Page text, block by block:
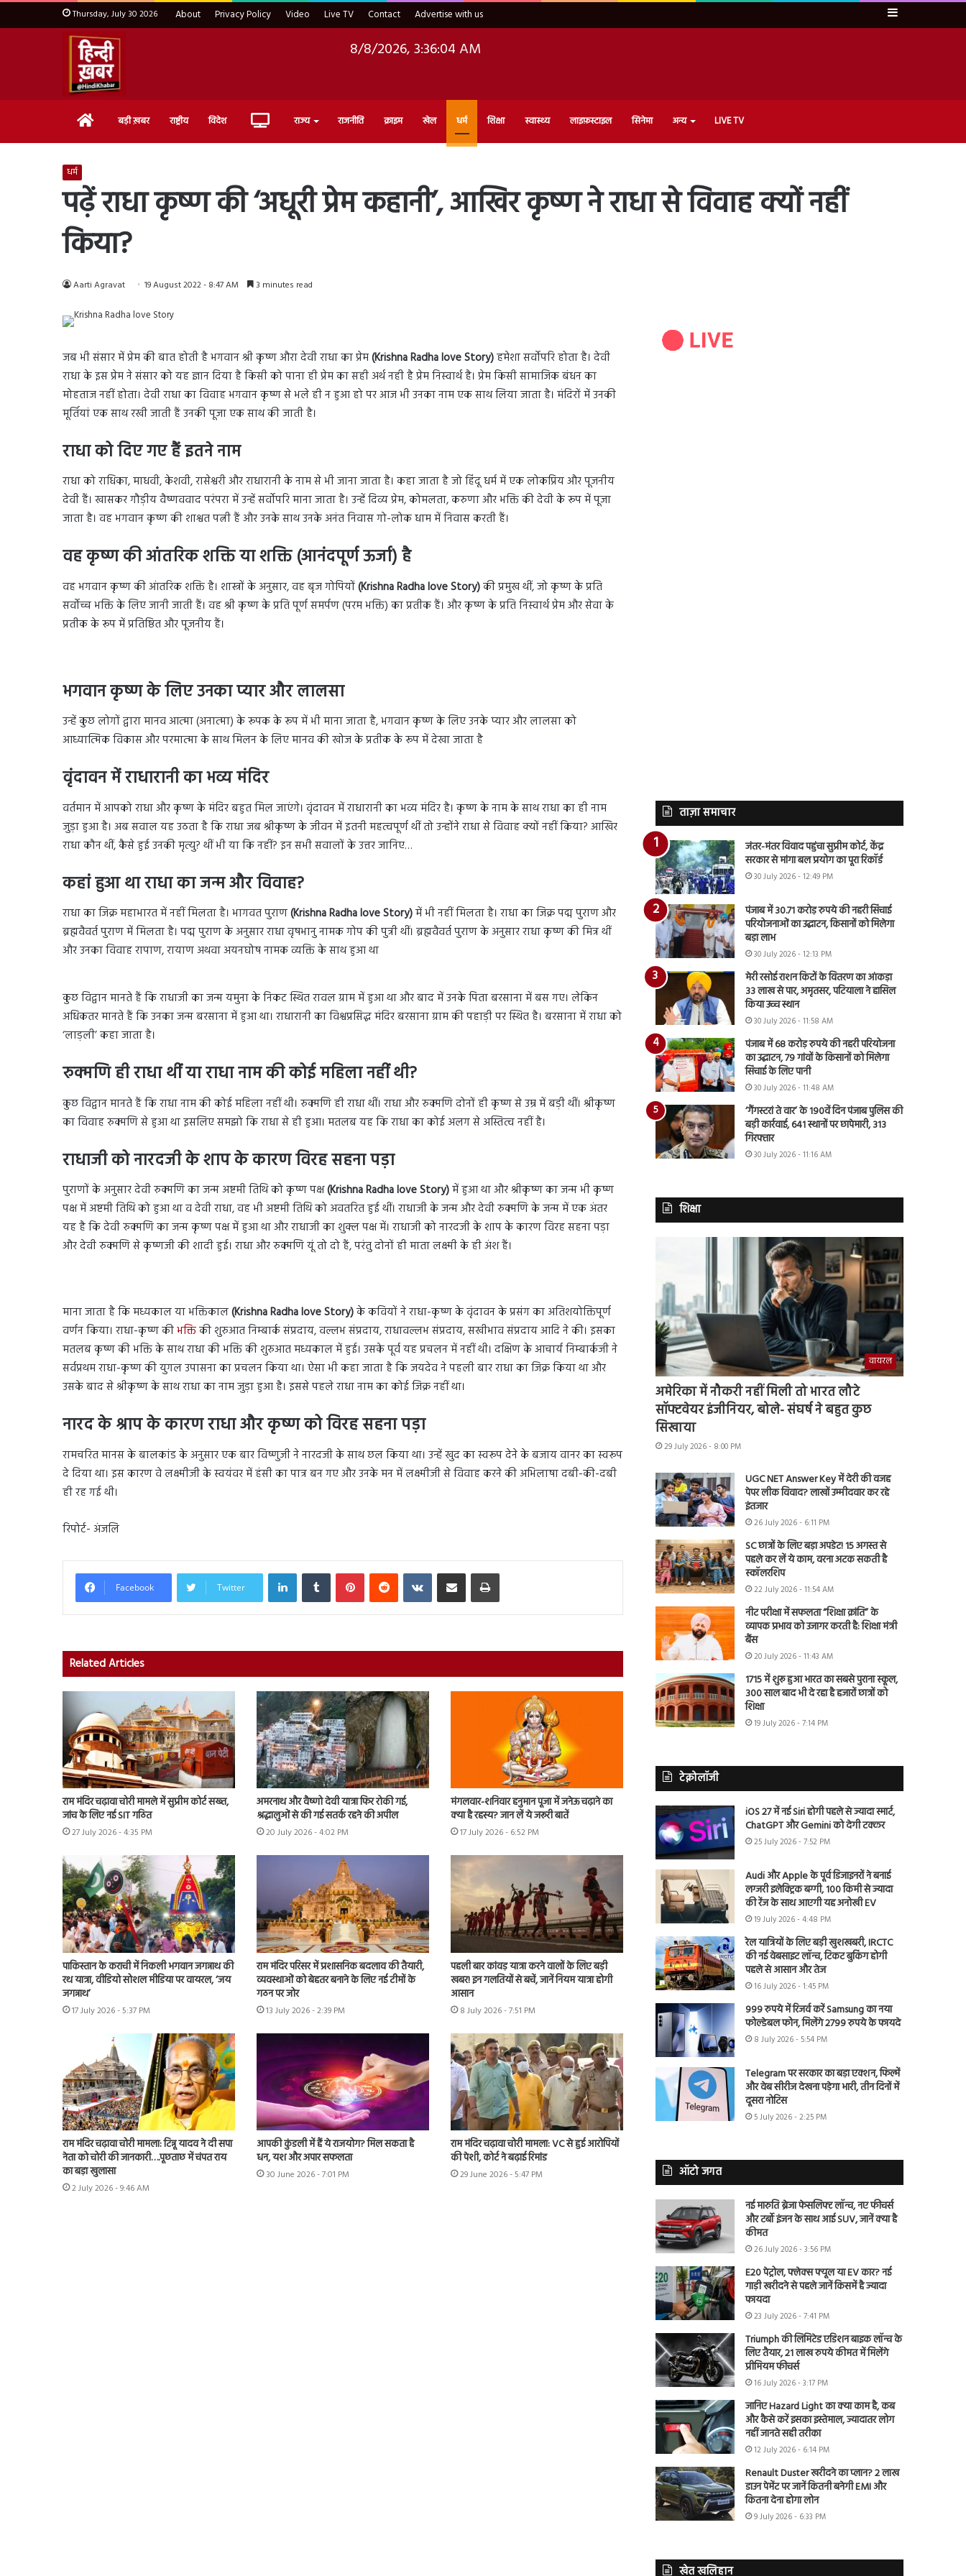
Thursday, July 30 2026 About Privacy Policy Video Live TV Contact Advertise with us Sidebar
8/8/2026, 3:36:06 AM
Home बड़ी ख़बर राष्ट्रीय विदेश Live राज्य राजनीति क्राइम खेल धर्म शिक्षा स्वास्थ्य लाइफ़स्टाइल सिनेमा अन्य LIVE TV
धर्म
पढ़ें राधा कृष्ण की ‘अधूरी प्रेम कहानी’, आखिर कृष्ण ने राधा से विवाह क्यों नहीं
किया?
Aarti Agravat 19 August 2022 - 8:47 AM 3 minutes read
जब भी संसार में प्रेम की बात होती है भगवान श्री कृष्ण औरा देवी राधा का प्रेम(Krishna Radha love Story)हमेशा सर्वोपरि होता है। देवी
राधा के इस प्रेम ने संसार को यह ज्ञान दिया है किसी को पाना ही प्रेम का सही अर्थ नही है प्रेम निस्वार्थ है। प्रेम किसी सामाजिक बंधन का
मोहताज नहीं होता। देवी राधा का विवाह भगवान कृष्ण से भले ही न हुआ हो पर आज भी उनका नाम एक साथ लिया जाता है। मंदिरों में उनकी
मूर्तियां एक साथ रखी जाती हैं उनकी पूजा एक साथ की जाती है।
राधा को दिए गए हैं इतने नाम
राधा को राधिका, माधवी, केशवी, रासेश्वरी और राधारानी के नाम से भी जाना जाता है। कहा जाता है जो हिंदू धर्म में एक लोकप्रिय और पूजनीय
देवी हैं। खासकर गौड़ीय वैष्णववाद परंपरा में उन्हें सर्वोपरि माना जाता है। उन्हें दिव्य प्रेम, कोमलता, करुणा और भक्ति की देवी के रूप में पूजा
जाता है। वह भगवान कृष्ण की शाश्वत पत्नी हैं और उनके साथ उनके अनंत निवास गो-लोक धाम में निवास करती हैं।
वह कृष्ण की आंतरिक शक्ति या शक्ति (आनंदपूर्ण ऊर्जा) है
वह भगवान कृष्ण की आंतरिक शक्ति है। शास्त्रों के अनुसार, वह बृज गोपियों(Krishna Radha love Story)की प्रमुख थीं, जो कृष्ण के प्रति
सर्वोच्च भक्ति के लिए जानी जाती हैं। वह श्री कृष्ण के प्रति पूर्ण समर्पण (परम भक्ति) का प्रतीक हैं। और कृष्ण के प्रति निस्वार्थ प्रेम और सेवा के
प्रतीक के रूप में प्रतिष्ठित और पूजनीय हैं।
भगवान कृष्ण के लिए उनका प्यार और लालसा
उन्हें कुछ लोगों द्वारा मानव आत्मा (अनात्मा) के रूपक के रूप में भी माना जाता है, भगवान कृष्ण के लिए उनके प्यार और लालसा को
आध्यात्मिक विकास और परमात्मा के साथ मिलन के लिए मानव की खोज के प्रतीक के रूप में देखा जाता है
वृंदावन में राधारानी का भव्य मंदिर
वर्तमान में आपको राधा और कृष्ण के मंदिर बहुत मिल जाएंगे। वृंदावन में राधारानी का भव्य मंदिर है। कृष्ण के नाम के साथ राधा का ही नाम
जुड़ा हुआ है। अब सवाल यह उठता है कि राधा जब श्रीकृष्ण के जीवन में इतनी महत्वपूर्ण थीं तो उन्होंने राधा से विवाह क्यों नहीं किया? आखिर
राधा कौन थीं, कैसे हुई उनकी मृत्यु? थीं भी या कि नहीं? इन सभी सवालों के उत्तर जानिए…
कहां हुआ था राधा का जन्म और विवाह?
राधा का जिक्र महाभारत में नहीं मिलता है। भागवत पुराण(Krishna Radha love Story)में भी नहीं मिलता है। राधा का जिक्र पद्म पुराण और
ब्रह्मवैवर्त पुराण में मिलता है। पद्म पुराण के अनुसार राधा वृषभानु नामक गोप की पुत्री थीं। ब्रह्मवैवर्त पुराण के अनुसार राधा कृष्ण की मित्र थीं
और उनका विवाह रापाण, रायाण अथवा अयनघोष नामक व्यक्ति के साथ हुआ था
कुछ विद्वान मानते हैं कि राधाजी का जन्म यमुना के निकट स्थित रावल ग्राम में हुआ था और बाद में उनके पिता बरसाना में बस गए। लेकिन
अधिकतर मानते हैं कि उनका जन्म बरसाना में हुआ था। राधारानी का विश्वप्रसिद्ध मंदिर बरसाना ग्राम की पहाड़ी पर स्थित है। बरसाना में राधा को
‘लाड़ली’ कहा जाता है।
रुक्मणि ही राधा थीं या राधा नाम की कोई महिला नहीं थी?
कुछ विद्वान मानते हैं कि राधा नाम की कोई महिला नहीं थी। रुक्मणि ही राधा थीं। राधा और रुक्मणि दोनों ही कृष्ण से उम्र में बड़ी थीं। श्रीकृष्ण
का विवाह रुक्मणि से हुआ था इसलिए समझो कि राधा से ही हुआ। मतलब यह कि राधा का कोई अलग से अस्तित्व नहीं है।
राधाजी को नारदजी के शाप के कारण विरह सहना पड़ा
पुराणों के अनुसार देवी रुक्मणि का जन्म अष्टमी तिथि को कृष्ण पक्ष(Krishna Radha love Story)में हुआ था और श्रीकृष्ण का जन्म भी कृष्ण
पक्ष में अष्टमी तिथि को हुआ था व देवी राधा, वह भी अष्टमी तिथि को अवतरित हुई थीं। राधाजी के जन्म और देवी रुक्मणि के जन्म में एक अंतर
यह है कि देवी रुक्मणि का जन्म कृष्ण पक्ष में हुआ था और राधाजी का शुक्ल पक्ष में। राधाजी को नारदजी के शाप के कारण विरह सहना पड़ा
और देवी रुक्मणि से कृष्णजी की शादी हुई। राधा और रुक्मणि यूं तो दो हैं, परंतु दोनों ही माता लक्ष्मी के ही अंश हैं।
माना जाता है कि मध्यकाल या भक्तिकाल(Krishna Radha love Story)के कवियों ने राधा-कृष्ण के वृंदावन के प्रसंग का अतिशयोक्तिपूर्ण
वर्णन किया। राधा-कृष्ण कीभक्तिकी शुरुआत निम्बार्क संप्रदाय, वल्लभ संप्रदाय, राधावल्लभ संप्रदाय, सखीभाव संप्रदाय आदि ने की। इसका
मतलब कृष्ण की भक्ति के साथ राधा की भक्ति की शुरुआत मध्यकाल में हुई। उसके पूर्व यह प्रचलन में नहीं थी। दक्षिण के आचार्य निम्बार्कजी ने
सर्वप्रथम राधा-कृष्ण की युगल उपासना का प्रचलन किया था। ऐसा भी कहा जाता है कि जयदेव ने पहली बार राधा का जिक्र किया था और
उसके बाद से श्रीकृष्ण के साथ राधा का नाम जुड़ा हुआ है। इससे पहले राधा नाम का कोई जिक्र नहीं था।
नारद के श्राप के कारण राधा और कृष्ण को विरह सहना पड़ा
रामचरित मानस के बालकांड के अनुसार एक बार विष्णुजी ने नारदजी के साथ छल किया था। उन्हें खुद का स्वरूप देने के बजाय वानर का स्वरूप
दे दिया था। इस कारण वे लक्ष्मीजी के स्वयंवर में हंसी का पात्र बन गए और उनके मन में लक्ष्मीजी से विवाह करने की अभिलाषा दबी-की-दबी
ही रह गई थी।
रिपोर्ट- अंजलि
Facebook Twitter
LinkedInTumblr PinterestReddit VKontakteShare via Email Print
Related Articles
राम मंदिर चढ़ावा चोरी मामले में सुप्रीम कोर्ट सख्त,
जांच के लिए नई SIT गठित
27 July 2026 - 4:35 PM
अमरनाथ और वैष्णो देवी यात्रा फिर रोकी गई,
श्रद्धालुओं से की गई सतर्क रहने की अपील
20 July 2026 - 4:02 PM
मंगलवार-शनिवार हनुमान पूजा में जनेऊ चढ़ाने का
क्या है रहस्य? जान लें ये जरूरी बातें
17 July 2026 - 6:52 PM
पाकिस्तान के कराची में निकली भगवान जगन्नाथ की
रथ यात्रा, वीडियो सोशल मीडिया पर वायरल, ‘जय
जगन्नाथ’
17 July 2026 - 5:37 PM
राम मंदिर परिसर में प्रशासनिक बदलाव की तैयारी,
व्यवस्थाओं को बेहतर बनाने के लिए नई टीमों के
गठन पर जोर
13 July 2026 - 2:39 PM
पहली बार कांवड़ यात्रा करने वालों के लिए बड़ी
खबर! इन गलतियों से बचें, जानें नियम यात्रा होगी
आसान
8 July 2026 - 7:51 PM
राम मंदिर चढ़ावा चोरी मामला: टिन्नू यादव ने दी सपा
नेता को चोरी की जानकारी….पूछताछ में चंपत राय
का बड़ा खुलासा
2 July 2026 - 9:46 AM
आपकी कुंडली में हैं ये राजयोग? मिल सकता है
धन, यश और अपार सफलता
30 June 2026 - 7:01 PM
राम मंदिर चढ़ावा चोरी मामला: VC से हुई आरोपियों
की पेशी, कोर्ट ने बढ़ाई रिमांड
29 June 2026 - 5:47 PM
ताज़ा समाचार
जंतर-मंतर विवाद पहुंचा सुप्रीम कोर्ट, केंद्र
सरकार से मांगा बल प्रयोग का पूरा रिकॉर्ड
30 July 2026 - 12:49 PM
पंजाब में 30.71 करोड़ रुपये की नहरी सिंचाई
परियोजनाओं का उद्घाटन, किसानों को मिलेगा
बड़ा लाभ
30 July 2026 - 12:13 PM
मेरी रसोई राशन किटों के वितरण का आंकड़ा
33 लाख से पार, अमृतसर, पटियाला ने हासिल
किया उच्च स्थान
30 July 2026 - 11:58 AM
पंजाब में 68 करोड़ रुपये की नहरी परियोजना
का उद्घाटन, 79 गांवों के किसानों को मिलेगा
सिंचाई के लिए पानी
30 July 2026 - 11:48 AM
‘गैंगस्टरां ते वार’ के 190वें दिन पंजाब पुलिस की
बड़ी कार्रवाई, 641 स्थानों पर छापेमारी, 313
गिरफ्तार
30 July 2026 - 11:16 AM
शिक्षा
वायरल
अमेरिका में नौकरी नहीं मिली तो भारत लौटे
सॉफ्टवेयर इंजीनियर, बोले- संघर्ष ने बहुत कुछ
सिखाया
29 July 2026 - 8:00 PM
UGC NET Answer Key में देरी की वजह
पेपर लीक विवाद? लाखों उम्मीदवार कर रहे
इंतजार
26 July 2026 - 6:11 PM
SC छात्रों के लिए बड़ा अपडेट! 15 अगस्त से
पहले कर लें ये काम, वरना अटक सकती है
स्कॉलरशिप
22 July 2026 - 11:54 AM
नीट परीक्षा में सफलता “शिक्षा क्रांति” के
व्यापक प्रभाव को उजागर करती है: शिक्षा मंत्री
बैंस
20 July 2026 - 11:43 AM
1715 में शुरू हुआ भारत का सबसे पुराना स्कूल,
300 साल बाद भी दे रहा है हजारों छात्रों को
शिक्षा
19 July 2026 - 7:14 PM
टेक्नोलॉजी
iOS 27 में नई Siri होगी पहले से ज्यादा स्मार्ट,
ChatGPT और Gemini को देगी टक्कर
25 July 2026 - 7:52 PM
Audi और Apple के पूर्व डिजाइनरों ने बनाई
लग्जरी इलेक्ट्रिक बग्गी, 100 किमी से ज्यादा
की रेंज के साथ आएगी यह अनोखी EV
19 July 2026 - 4:48 PM
रेल यात्रियों के लिए बड़ी खुशखबरी, IRCTC
की नई वेबसाइट लॉन्च, टिकट बुकिंग होगी
पहले से आसान और तेज
16 July 2026 - 1:45 PM
999 रुपये में रिजर्व करें Samsung का नया
फोल्डेबल फोन, मिलेंगे 2799 रुपये के फायदे
8 July 2026 - 5:54 PM
Telegram पर सरकार का बड़ा एक्शन, फिल्में
और वेब सीरीज देखना पड़ेगा भारी, तीन दिनों में
दूसरा नोटिस
5 July 2026 - 2:25 PM
ऑटो जगत
नई मारुति ब्रेजा फेसलिफ्ट लॉन्च, नए फीचर्स
और टर्बो इंजन के साथ आई SUV, जानें क्या है
कीमत
26 July 2026 - 3:56 PM
E20 पेट्रोल, फ्लेक्स फ्यूल या EV कार? नई
गाड़ी खरीदने से पहले जानें किसमें है ज्यादा
फायदा
23 July 2026 - 7:41 PM
Triumph की लिमिटेड एडिशन बाइक लॉन्च के
लिए तैयार, 21 लाख रुपये कीमत में मिलेंगे
प्रीमियम फीचर्स
16 July 2026 - 3:17 PM
जानिए Hazard Light का क्या काम है, कब
और कैसे करें इसका इस्तेमाल, ज्यादातर लोग
नहीं जानते सही तरीका
12 July 2026 - 6:14 PM
Renault Duster खरीदने का प्लान? 2 लाख
डाउन पेमेंट पर जानें कितनी बनेगी EMI और
कितना देना होगा लोन
9 July 2026 - 6:33 PM
खेत खलिहान